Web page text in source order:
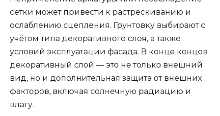
сетки может привести к растрескиванию и
ослаблению сцепления. Грунтовку выбирают с
учётом типа декоративного слоя, а также
условий эксплуатации фасада. В конце концов
декоративный слой — это не только внешний
вид, но и дополнительная защита от внешних
факторов, включая солнечную радиацию и
влагу.